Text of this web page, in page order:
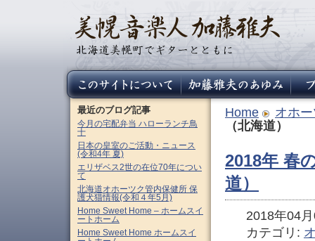
Home
オホ
（北海道）
2018年 春
道）
2018年04
カテゴリ:
最近のブログ記事
今月の宅配弁当 ハローランチ鳥
十
日本の皇室のご活動・ニュース
(令和4年 夏)
エリザベス2世の在位70年につい
て
北海道オホーツク管内保健所 保
護犬猫情報(令和４年5月)
Home Sweet Home – ホームスイ
ートホーム
Home Sweet Home ホームスイ